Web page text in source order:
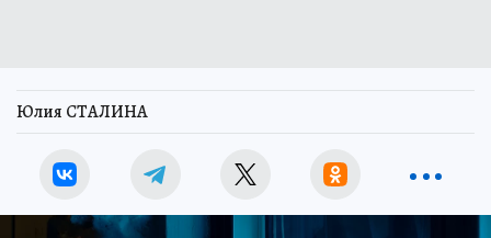
Юлия СТАЛИНА